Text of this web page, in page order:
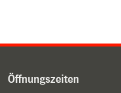
Öffnungszeiten